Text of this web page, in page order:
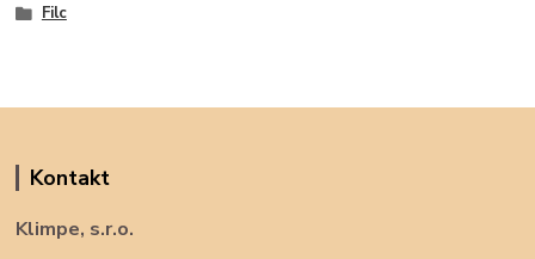
Filc
Kontakt
Klimpe, s.r.o.